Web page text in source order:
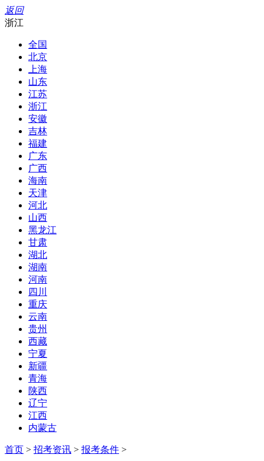
返回
浙江
全国
北京
上海
山东
江苏
浙江
安徽
吉林
福建
广东
广西
海南
天津
河北
山西
黑龙江
甘肃
湖北
湖南
河南
四川
重庆
云南
贵州
西藏
宁夏
新疆
青海
陕西
辽宁
江西
内蒙古
首页 > 招考资讯 > 报考条件 >